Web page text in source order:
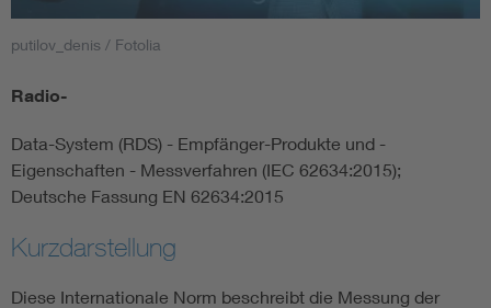
Smart Cities
DKE Fachinformationen im Kontext der Normung
Blitzschutz: DIN EN 62305 in der Übersicht
Cybersecurity in der Industrieautomatisierung
putilov_denis / Fotolia
Radio-
Data-System (RDS) - Empfänger-Produkte und -
Eigenschaften - Messverfahren (IEC 62634:2015);
Deutsche Fassung EN 62634:2015
Kurzdarstellung
Diese Internationale Norm beschreibt die Messung der